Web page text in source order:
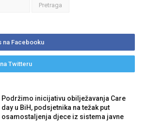
na Facebooku
Twitteru
Podržimo inicijativu obilježavanja Care
day u BiH, podsjetnika na težak put
osamostaljenja djece iz sistema javne